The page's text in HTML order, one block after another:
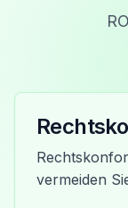
vermeiden